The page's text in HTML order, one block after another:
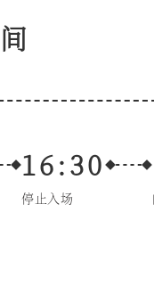
16:30
停止入场